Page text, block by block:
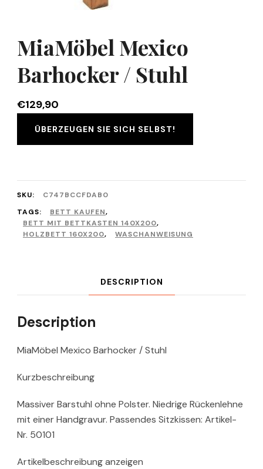
MiaMöbel Mexico
Barhocker / Stuhl
€129,90
ÜBERZEUGEN SIE SICH SELBST!
SKU:
C747BCCFDAB0
TAGS:
BETT KAUFEN,
BETT MIT BETTKASTEN 140X200,
HOLZBETT 160X200, WASCHANWEISUNG
DESCRIPTION
Description
MiaMöbel Mexico Barhocker / Stuhl
Kurzbeschreibung
Massiver Barstuhl ohne Polster. Niedrige Rückenlehne
mit einer Handgravur. Passendes Sitzkissen: Artikel-
Nr. 50101
Artikelbeschreibung anzeigen